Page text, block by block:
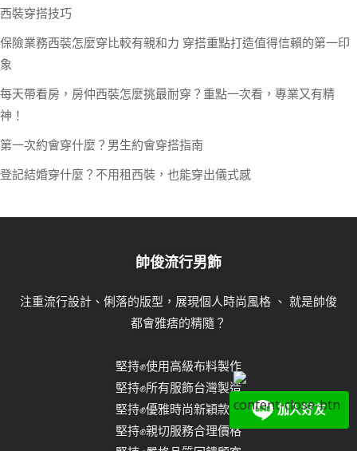
西裝穿搭技巧
保險業務西裝怎麼穿比較有親和力 穿搭重點打造值得信賴的第一印
象
每天帶看房，房仲西裝怎麼挑最耐穿？重點一次看，專業又有精
神！
第一次約會穿什麼？男生約會穿搭指南
登記結婚穿什麼？不用租西裝，也能穿出儀式感
帥俊流行男飾
注重流行設計、俐落的版型，展現個人時尚風格 、 就是帥俊
都會雅痞的精隨？
堅持✊使用高級布料製作
堅持✊所有服飾台灣製造
堅持✊優雅時尚新穎款式
堅持✊親切服務合理價格